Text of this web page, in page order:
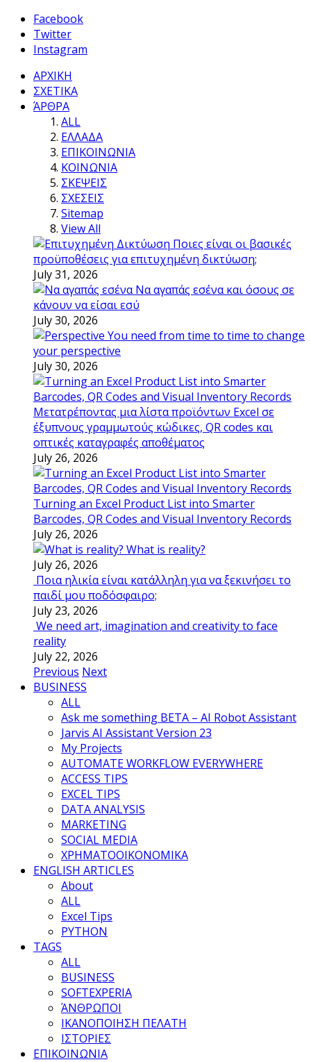
Facebook
Twitter
Instagram
ΑΡΧΙΚΗ
ΣΧΕΤΙΚΑ
ΆΡΘΡΑ
ALL
ΕΛΛΑΔΑ
ΕΠΙΚΟΙΝΩΝΙΑ
ΚΟΙΝΩΝΙΑ
ΣΚΕΨΕΙΣ
ΣΧΕΣΕΙΣ
Sitemap
View All
Ποιες είναι οι βασικές
προϋποθέσεις για επιτυχημένη δικτύωση;
July 31, 2026
Να αγαπάς εσένα και όσους σε
κάνουν να είσαι εσύ
July 30, 2026
You need from time to time to change
your perspective
July 30, 2026
Μετατρέποντας μια λίστα προϊόντων Excel σε
έξυπνους γραμμωτούς κώδικες, QR codes και
οπτικές καταγραφές αποθέματος
July 26, 2026
Turning an Excel Product List into Smarter
Barcodes, QR Codes and Visual Inventory Records
July 26, 2026
What is reality?
July 26, 2026
Ποια ηλικία είναι κατάλληλη για να ξεκινήσει το
παιδί μου ποδόσφαιρο;
July 23, 2026
We need art, imagination and creativity to face
reality
July 22, 2026
Previous Next
BUSINESS
ALL
Ask me something BETA – AI Robot Assistant
Jarvis AI Assistant Version 23
My Projects
AUTOMATE WORKFLOW EVERYWHERE
ACCESS TIPS
EXCEL TIPS
DATA ANALYSIS
MARKETING
SOCIAL MEDIA
ΧΡΗΜΑΤΟΟΙΚΟΝΟΜΙΚΑ
ENGLISH ARTICLES
About
ALL
Excel Tips
PYTHON
TAGS
ALL
BUSINESS
SOFTEXPERIA
ΆΝΘΡΩΠΟΙ
ΙΚΑΝΟΠΟΙΗΣΗ ΠΕΛΑΤΗ
ΙΣΤΟΡΙΕΣ
ΕΠΙΚΟΙΝΩΝΙΑ